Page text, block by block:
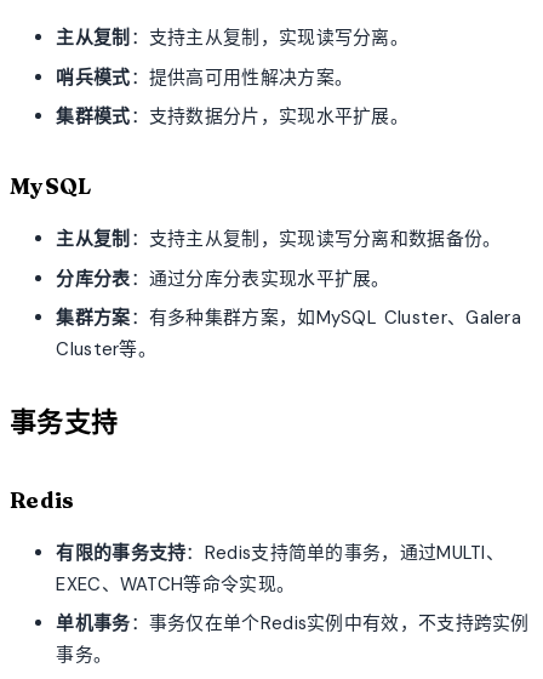
主从复制 ：支持主从复制，实现读写分离。
哨兵模式：提供高可用性解决方案。
集群模式：支持数据分片，实现水平扩展。
MySQL
主从复制 ：支持主从复制，实现读写分离和数据备份。
分库分表：通过分库分表实现水平扩展。
集群方案：有多种集群方案，如MySQL Cluster、Galera
Cluster等。
事务支持
Redis
有限的事务支持：Redis支持简单的事务，通过MULTI、
EXEC、WATCH等命令实现。
单机事务：事务仅在单个Redis实例中有效，不支持跨实例
事务。